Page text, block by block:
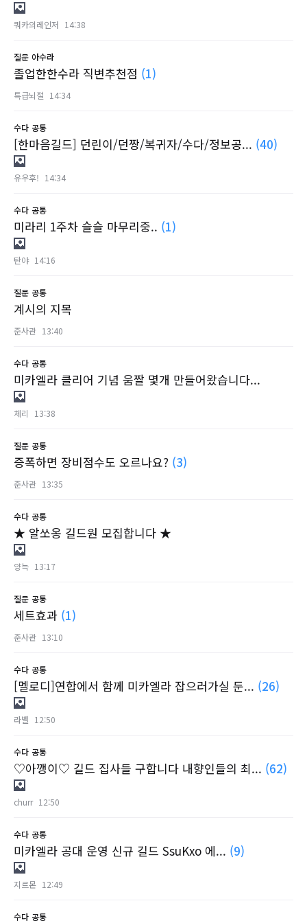
쿼카의레인저 14:38
질문 아수라
졸업한한수라 직변추천점 (1)
특급뇌절 14:34
수다 공통
[한마음길드] 던린이/던짱/복귀자/수다/정보공... (40)
유우후! 14:34
수다 공통
미라리 1주차 슬슬 마무리중.. (1)
탄야 14:16
질문 공통
계시의 지목
준사관 13:40
수다 공통
미카엘라 클리어 기념 움짤 몇개 만들어왔습니다...
체리 13:38
질문 공통
증폭하면 장비점수도 오르나요? (3)
준사관 13:35
수다 공통
★ 알쏘옹 길드원 모집합니다 ★
양늑 13:17
질문 공통
세트효과 (1)
준사관 13:10
수다 공통
[멜로디]연합에서 함께 미카엘라 잡으러가실 둔... (26)
라벨 12:50
수다 공통
♡아깽이♡ 길드 집사들 구합니다 내향인들의 최... (62)
churr 12:50
수다 공통
미카엘라 공대 운영 신규 길드 SsuKxo 에... (9)
지르몬 12:49
수다 공통